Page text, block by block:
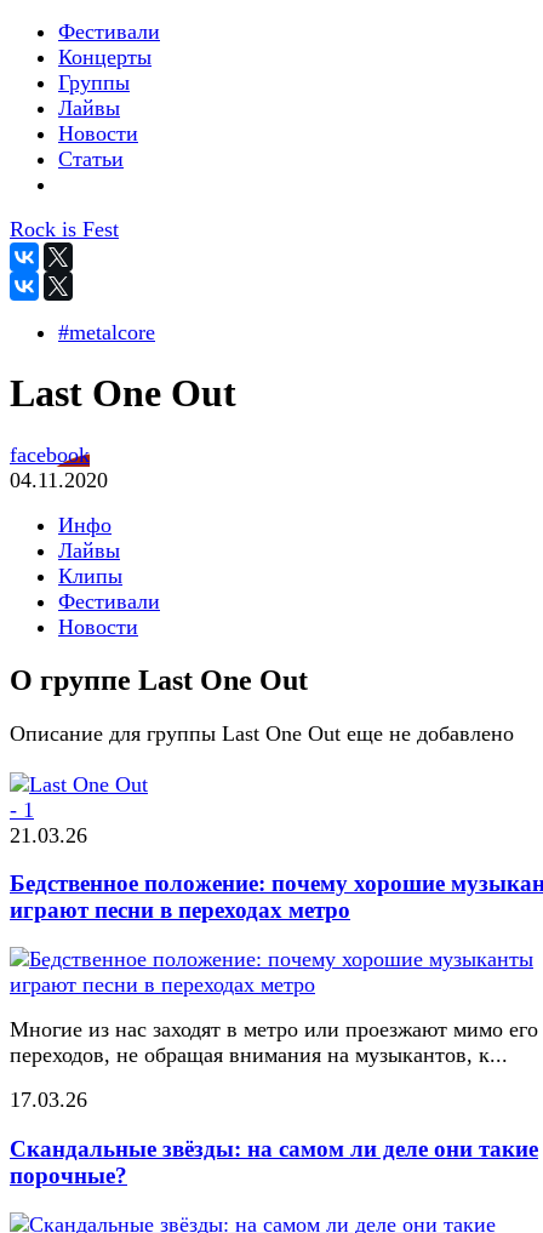
Фестивали
Концерты
Группы
Лайвы
Новости
Статьи
Rock is Fest
#metalcore
Last One Out
facebook
04.11.2020
Инфо
Лайвы
Клипы
Фестивали
Новости
О группе Last One Out
Описание для группы Last One Out еще не добавлено
21.03.26
Бедственное положение: почему хорошие
играют песни в переходах метро
Многие из нас заходят в метро или проезжают мимо его
переходов, не обращая внимания на музыкантов, к...
17.03.26
Скандальные звёзды: на самом ли деле они такие
порочные?